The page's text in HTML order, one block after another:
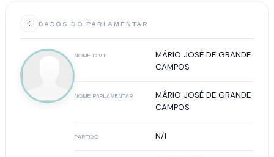
DADOS DO PARLAMENTAR
NOME CIVIL
MÁRIO JOSÉ DE GRANDE
CAMPOS
NOME PARLAMENTAR
MÁRIO JOSÉ DE GRANDE
CAMPOS
PARTIDO N/I